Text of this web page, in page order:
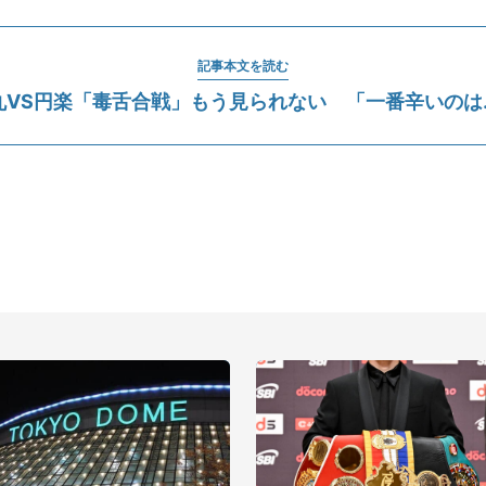
記事本文を読む
VS円楽「毒舌合戦」もう見られない 「一番辛いの